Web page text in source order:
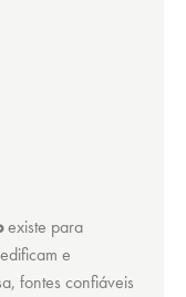
existe para
e
fontes confiáveis